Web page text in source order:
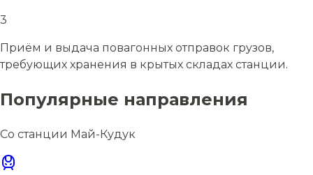
3
Приём и выдача повагонных отправок грузов,
требующих хранения в крытых складах станции.
Популярные направления
Со станции Май-Кудук